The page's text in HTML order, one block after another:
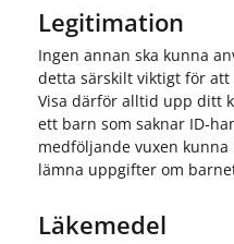
Legitimation
Ingen annan ska kunna
detta särskilt viktigt för
Visa därför alltid upp ditt
ett barn som saknar ID-
medföljande vuxen
lämna uppgifter om
Läkemedel